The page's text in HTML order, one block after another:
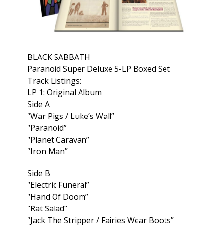
BLACK SABBATH
Paranoid Super Deluxe 5-LP Boxed Set
Track Listings:
LP 1: Original Album
Side A
“War Pigs / Luke’s Wall”
“Paranoid”
“Planet Caravan”
“Iron Man”
Side B
“Electric Funeral”
“Hand Of Doom”
“Rat Salad”
“Jack The Stripper / Fairies Wear Boots”